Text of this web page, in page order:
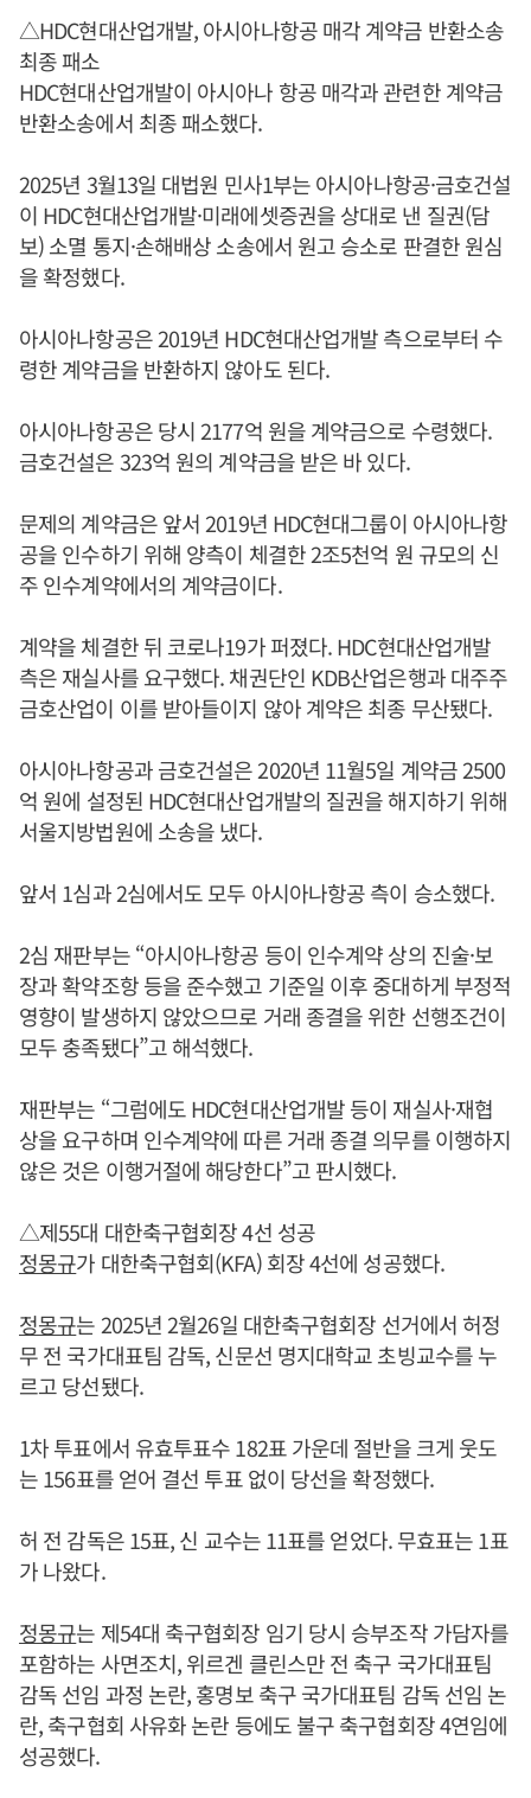
△HDC현대산업개발, 아시아나항공 매각 계약금 반환소송
최종 패소
HDC현대산업개발이 아시아나 항공 매각과 관련한 계약금
반환소송에서 최종 패소했다.
2025년 3월13일 대법원 민사1부는 아시아나항공·금호건설
이 HDC현대산업개발·미래에셋증권을 상대로 낸 질권(담
보) 소멸 통지·손해배상 소송에서 원고 승소로 판결한 원심
을 확정했다.
아시아나항공은 2019년 HDC현대산업개발 측으로부터 수
령한 계약금을 반환하지 않아도 된다.
아시아나항공은 당시 2177억 원을 계약금으로 수령했다.
금호건설은 323억 원의 계약금을 받은 바 있다.
문제의 계약금은 앞서 2019년 HDC현대그룹이 아시아나항
공을 인수하기 위해 양측이 체결한 2조5천억 원 규모의 신
주 인수계약에서의 계약금이다.
계약을 체결한 뒤 코로나19가 퍼졌다. HDC현대산업개발
측은 재실사를 요구했다. 채권단인 KDB산업은행과 대주주
금호산업이 이를 받아들이지 않아 계약은 최종 무산됐다.
아시아나항공과 금호건설은 2020년 11월5일 계약금 2500
억 원에 설정된 HDC현대산업개발의 질권을 해지하기 위해
서울지방법원에 소송을 냈다.
앞서 1심과 2심에서도 모두 아시아나항공 측이 승소했다.
2심 재판부는 “아시아나항공 등이 인수계약 상의 진술·보
장과 확약조항 등을 준수했고 기준일 이후 중대하게 부정적
영향이 발생하지 않았으므로 거래 종결을 위한 선행조건이
모두 충족됐다”고 해석했다.
재판부는 “그럼에도 HDC현대산업개발 등이 재실사·재협
상을 요구하며 인수계약에 따른 거래 종결 의무를 이행하지
않은 것은 이행거절에 해당한다”고 판시했다.
△제55대 대한축구협회장 4선 성공
정몽규가 대한축구협회(KFA) 회장 4선에 성공했다.
정몽규는 2025년 2월26일 대한축구협회장 선거에서 허정
무 전 국가대표팀 감독, 신문선 명지대학교 초빙교수를 누
르고 당선됐다.
1차 투표에서 유효투표수 182표 가운데 절반을 크게 웃도
는 156표를 얻어 결선 투표 없이 당선을 확정했다.
허 전 감독은 15표, 신 교수는 11표를 얻었다. 무효표는 1표
가 나왔다.
정몽규는 제54대 축구협회장 임기 당시 승부조작 가담자를
포함하는 사면조치, 위르겐 클린스만 전 축구 국가대표팀
감독 선임 과정 논란, 홍명보 축구 국가대표팀 감독 선임 논
란, 축구협회 사유화 논란 등에도 불구 축구협회장 4연임에
성공했다.